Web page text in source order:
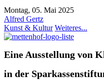
Montag, 05. Mai 2025
Alfred Gertz
Kunst & Kultur Weiteres...
Eine Ausstellung von
in der